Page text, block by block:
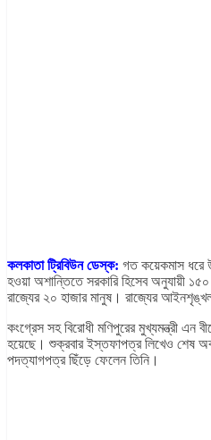
কলকাতা ট্রিবিউন ডেস্ক: গত কয়েকমাস
হওয়া অশান্তিতে সরকারি হিসেব অনুযায়ী
রাজ্যের ২০ হাজার মানুষ। রাজ্যের
কংগ্রেস সহ বিরোধী মণিপুরের মুখ্যমন্ত্রী এন
হয়েছে। শুক্রবার ইস্তফাপত্র লিখেও শেষ
পদত্যাগপত্র ছিঁড়ে ফেলেন তিনি।